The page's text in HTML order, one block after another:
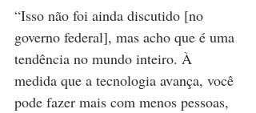
“Isso não foi ainda discutido [no
governo federal], mas acho que é uma
tendência no mundo inteiro. À
medida que a tecnologia avança, você
pode fazer mais com menos pessoas,